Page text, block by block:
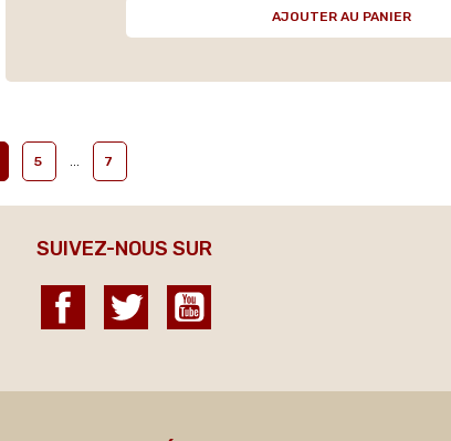
AJOUTER AU PANIER
5 7
SUIVEZ-NOUS SUR
Facebook Twitter